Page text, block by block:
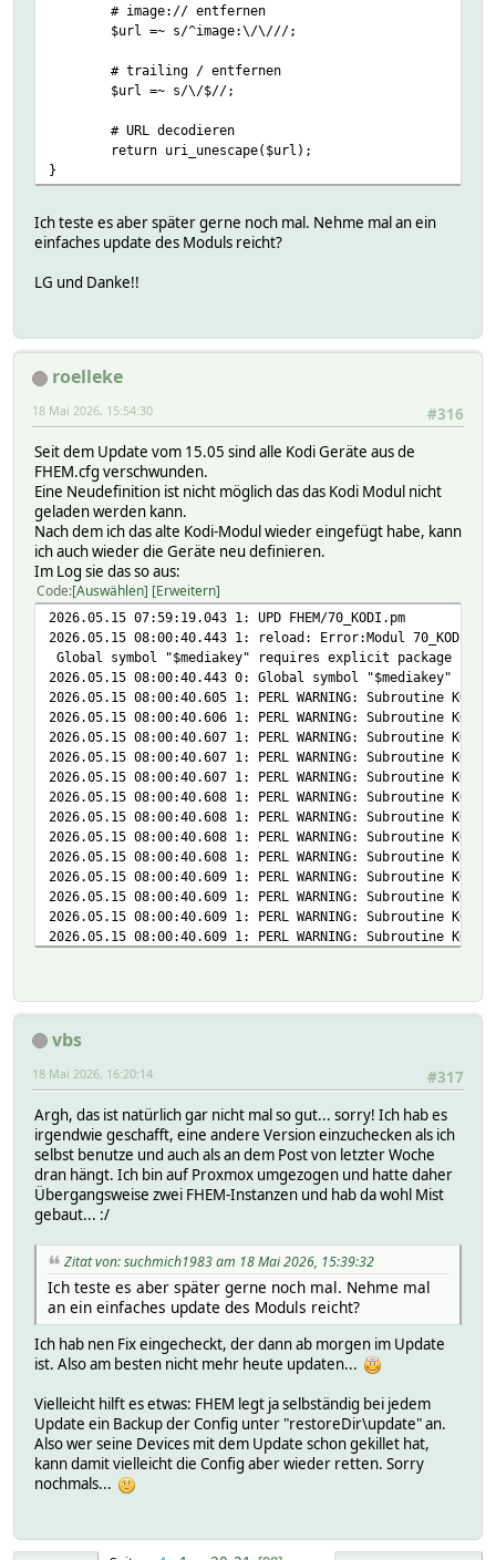
# image:// entfernen
$url =~ s/^image:\/\///;
# trailing / entfernen
$url =~ s/\/$//;
# URL decodieren
return uri_unescape($url);
}
Ich teste es aber später gerne noch mal. Nehme mal an ein
einfaches update des Moduls reicht?
LG und Danke!!
roelleke
#316
18 Mai 2026, 15:54:30
Seit dem Update vom 15.05 sind alle Kodi Geräte aus de
FHEM.cfg verschwunden.
Eine Neudefinition ist nicht möglich das das Kodi Modul nicht
geladen werden kann.
Nach dem ich das alte Kodi-Modul wieder eingefügt habe, kann
ich auch wieder die Geräte neu definieren.
Im Log sie das so aus:
Code Auswählen Erweitern
2026.05.15 07:59:19.043 1: UPD FHEM/70_KODI.pm
2026.05.15 08:00:40.443 1: reload: Error:Modul 70_KODI
Global symbol "$mediakey" requires explicit package
2026.05.15 08:00:40.443 0: Global symbol "$mediakey"
2026.05.15 08:00:40.605 1: PERL WARNING: Subroutine
2026.05.15 08:00:40.606 1: PERL WARNING: Subroutine
2026.05.15 08:00:40.607 1: PERL WARNING: Subroutine
2026.05.15 08:00:40.607 1: PERL WARNING: Subroutine
2026.05.15 08:00:40.607 1: PERL WARNING: Subroutine
2026.05.15 08:00:40.608 1: PERL WARNING: Subroutine
2026.05.15 08:00:40.608 1: PERL WARNING: Subroutine
2026.05.15 08:00:40.608 1: PERL WARNING: Subroutine
2026.05.15 08:00:40.608 1: PERL WARNING: Subroutine
2026.05.15 08:00:40.609 1: PERL WARNING: Subroutine
2026.05.15 08:00:40.609 1: PERL WARNING: Subroutine
2026.05.15 08:00:40.609 1: PERL WARNING: Subroutine
2026.05.15 08:00:40.609 1: PERL WARNING: Subroutine
2026.05.15 08:00:40.610 1: PERL WARNING: Subroutine
2026.05.15 08:00:40.611 1: PERL WARNING: Subroutine
2026.05.15 08:00:40.611 1: PERL WARNING: Subroutine
2026.05.15 08:00:40.612 1: PERL WARNING: Subroutine
2026.05.15 08:00:40.612 1: PERL WARNING: Subroutine
2026.05.15 08:00:40.613 1: PERL WARNING: Subroutine
2026.05.15 08:00:40.613 1: PERL WARNING: Subroutine
2026.05.15 08:00:40.614 1: PERL WARNING: Subroutine
2026.05.15 08:00:40.615 1: PERL WARNING: Subroutine
2026.05.15 08:00:40.616 1: PERL WARNING: Subroutine
2026.05.15 08:00:40.618 1: PERL WARNING: Subroutine
2026.05.15 08:00:40.626 1: reload: Error:Modul 70_KODI
Global symbol "$mediakey" requires explicit package
2026.05.15 08:00:40.626 0: Global symbol "$mediakey"
2026.05.18 13:54:08.999 1: reload: Error:Modul 70_KODI
Global symbol "$mediakey" requires explicit package
2026.05.18 13:54:08.999 0: Global symbol "$mediakey"
vbs
#317
18 Mai 2026, 16:20:14
Argh, das ist natürlich gar nicht mal so gut... sorry! Ich hab es
irgendwie geschafft, eine andere Version einzuchecken als ich
selbst benutze und auch als an dem Post von letzter Woche
dran hängt. Ich bin auf Proxmox umgezogen und hatte daher
Übergangsweise zwei FHEM-Instanzen und hab da wohl Mist
gebaut... :/
Zitat von: suchmich1983 am 18 Mai 2026, 15:39:32
Ich teste es aber später gerne noch mal. Nehme mal
an ein einfaches update des Moduls reicht?
Ich hab nen Fix eingecheckt, der dann ab morgen im Update
ist. Also am besten nicht mehr heute updaten...
Vielleicht hilft es etwas: FHEM legt ja selbständig bei jedem
Update ein Backup der Config unter "restoreDir\update" an.
Also wer seine Devices mit dem Update schon gekillet hat,
kann damit vielleicht die Config aber wieder retten. Sorry
nochmals...